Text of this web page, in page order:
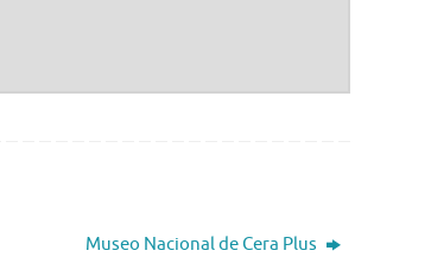
Museo Nacional de Cera Plus